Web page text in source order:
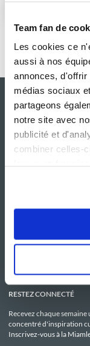
Team fan de
Les cookies ce
aussi à nos
annonces,
médias sociaux
partageons
notre site avec
publicité et
combiner celles-
Le Mag'
Boutique
RESTEZ CONNECTÉ
Recevez chaque semaine
concentré d'inspiration
Inscrivez-vous à la